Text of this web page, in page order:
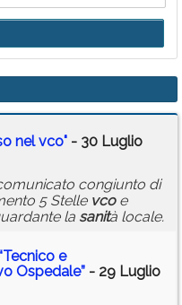
nelvco" - 30 Luglio
congiunto di
5 Stelle vcoe
la sanità locale.
e
Ospedale” - 29 Luglio